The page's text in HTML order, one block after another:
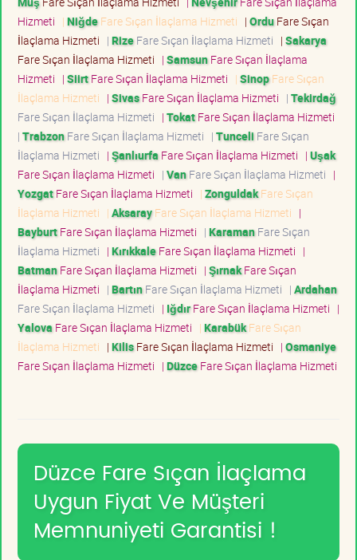
Hizmeti | NiğdeFare Sıçan İlaçlama Hizmeti | OrduFare Sıçan
İlaçlama Hizmeti | RizeFare Sıçan İlaçlama Hizmeti | Sakarya
Fare Sıçan İlaçlama Hizmeti | SamsunFare Sıçan İlaçlama
Hizmeti | SiirtFare Sıçan İlaçlama Hizmeti | SinopFare Sıçan
İlaçlama Hizmeti | SivasFare Sıçan İlaçlama Hizmeti | Tekirdağ
Fare Sıçan İlaçlama Hizmeti | TokatFare Sıçan İlaçlama Hizmeti
| TrabzonFare Sıçan İlaçlama Hizmeti | Tunceli Fare Sıçan
İlaçlama Hizmeti | Şanlıurfa Fare Sıçan İlaçlama Hizmeti | Uşak
Fare Sıçan İlaçlama Hizmeti | VanFare Sıçan İlaçlama Hizmeti |
YozgatFare Sıçan İlaçlama Hizmeti | ZonguldakFare Sıçan
İlaçlama Hizmeti | AksarayFare Sıçan İlaçlama Hizmeti |
BayburtFare Sıçan İlaçlama Hizmeti | KaramanFare Sıçan
İlaçlama Hizmeti | KırıkkaleFare Sıçan İlaçlama Hizmeti |
BatmanFare Sıçan İlaçlama Hizmeti | ŞırnakFare Sıçan
İlaçlama Hizmeti | BartınFare Sıçan İlaçlama Hizmeti | Ardahan
Fare Sıçan İlaçlama Hizmeti | IğdırFare Sıçan İlaçlama Hizmeti |
Yalova Fare Sıçan İlaçlama Hizmeti | KarabükFare Sıçan
İlaçlama Hizmeti | KilisFare Sıçan İlaçlama Hizmeti | Osmaniye
Fare Sıçan İlaçlama Hizmeti | DüzceFare Sıçan İlaçlama Hizmeti
Düzce Fare Sıçan İlaçlama
Uygun Fiyat Ve Müşteri
Memnuniyeti Garantisi !